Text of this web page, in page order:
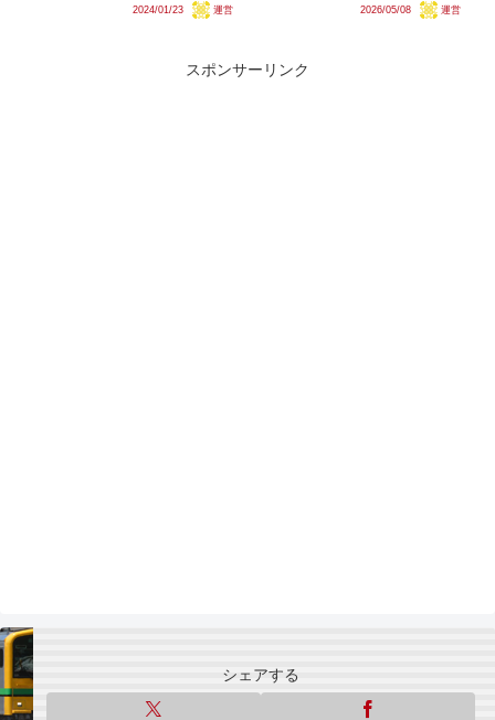
6両に変更されています。E231系
2024/01/23 運営
数は延命対象外であることから代
で4編成分)...
2026/05/08 運営
スポンサーリンク
シェアする